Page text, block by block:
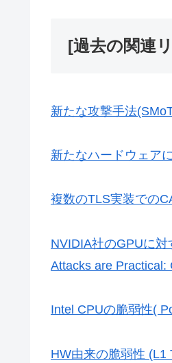
[過去の関連
新たな攻撃手法
新たなハードウェア
複数のTLS実装での
NVIDIA社のGPUに
Attacks are Practical:
Intel CPUの脆弱性(
HW由来の脆弱性 (L1